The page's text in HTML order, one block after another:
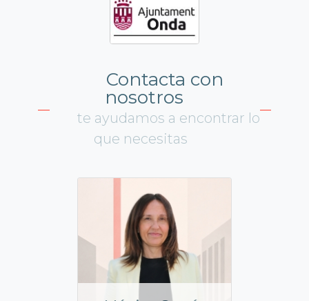
Contacta con
nosotros
te ayudamos a encontrar lo
que necesitas